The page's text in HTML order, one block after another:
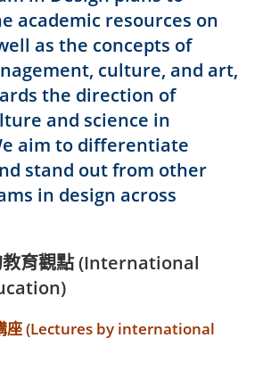
academic resources on
as the concepts of
culture, and art,
the direction of
and science in
aim to differentiate
stand out from other
in design across
教育觀點 (International
座 (Lectures by international